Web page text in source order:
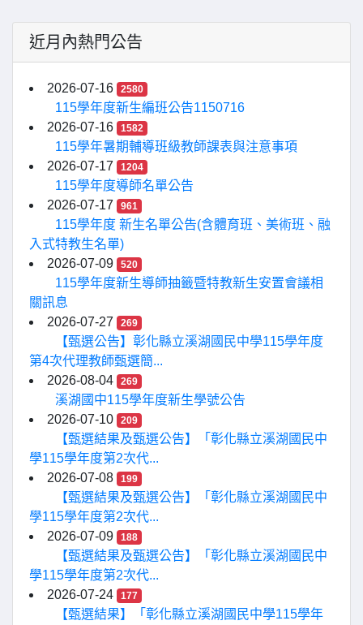
近月內熱門公告
2026-07-16 2580
115學年度新生編班公告1150716
2026-07-16
1582
115學年暑期輔導班級教師課表與注意事項
2026-07-17
1204
115學年度導師名單公告
2026-07-17
961
115學年度 新生名單公告(含體育班、美術班、融
入式特教生名單)
2026-07-09
520
115學年度新生導師抽籤暨特教新生安置會議相
關訊息
2026-07-27
269
【甄選公告】彰化縣立溪湖國民中學115學年度
第4次代理教師甄選簡...
2026-08-04
269
溪湖國中115學年度新生學號公告
2026-07-10
209
【甄選結果及甄選公告】「彰化縣立溪湖國民中
學115學年度第2次代...
2026-07-08
199
【甄選結果及甄選公告】「彰化縣立溪湖國民中
學115學年度第2次代...
2026-07-09
188
【甄選結果及甄選公告】「彰化縣立溪湖國民中
學115學年度第2次代...
2026-07-24
177
【甄選結果】「彰化縣立溪湖國民中學115學年